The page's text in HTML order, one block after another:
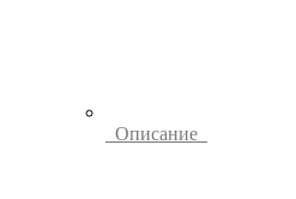
Описание